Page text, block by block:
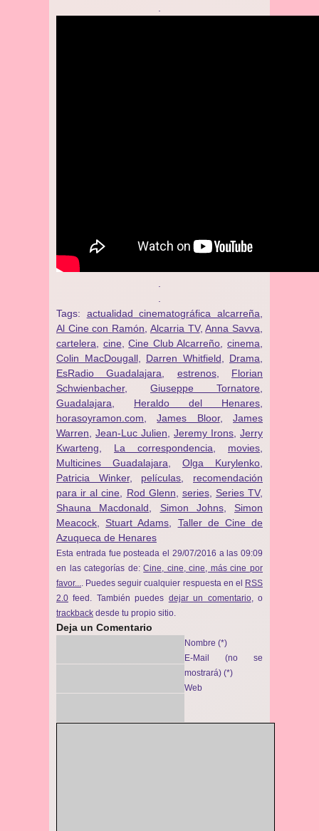
Tags: actualidad cinematográfica alcarreña
Al Cine con Ramón Alcarria TV,Anna Savva
cartelera
cine ,Cine Club Alcarreño ,cinema
Colin MacDougall, Darren Whitfield Drama
EsRadio Guadalajara
estrenos, Florian
Schwienbacher, Giuseppe Tornatore
Guadalajara
Heraldo del Henares
horasoyramon.com ,James Bloor,James
Warren
Jean-Luc Julien Jeremy Irons Jerry
Kwarteng
La correspondencia movies
Multicines Guadalajara
Olga Kurylenko
Patricia Winker, películas
recomendación
para ir al cine
Rod Glenn series, Series TV,
Shauna Macdonald
Simon Johns, Simon
Meacock
Stuart Adams
Taller de Cine de
Azuqueca de Henares
Esta entrada fue posteada el 29/07/2016 a las 09:09
en las categorías de:Cine, cine, cine, más cine por
favor...
. Puedes seguir cualquier respuesta en el RSS
2.0 feed. También puedes dejar un comentario, o
trackback desde tu propio sitio.
Deja un Comentario
Nombre (*)
E-Mail (no se
mostrará) (*)
Web